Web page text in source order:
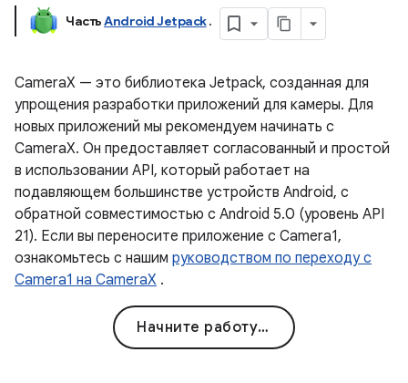
ЧастьAndroid Jetpack.
CameraX — это библиотека Jetpack, созданная для
упрощения разработки приложений для камеры. Для
новых приложений мы рекомендуем начинать с
CameraX. Он предоставляет согласованный и простой
в использовании API, который работает на
подавляющем большинстве устройств Android, с
обратной совместимостью с Android 5.0 (уровень API
21). Если вы переносите приложение с Camera1,
ознакомьтесь с нашим руководством по переходу с
Camera1 на CameraX .
Начните работу с CameraX